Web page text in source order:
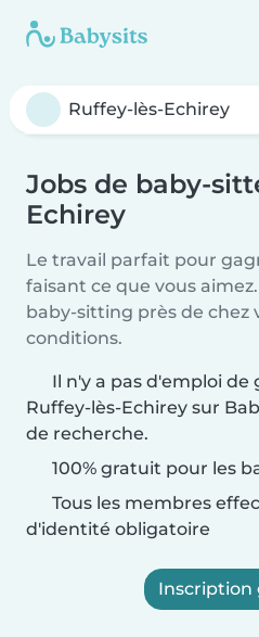
Jobs de baby-
Echirey
Le travail parfait pour
faisant ce que vous
baby-sitting près de chez
conditions.
Il n'y a pas d'emploi de
Ruffey-lès-Echirey sur
de recherche.
100% gratuit pour les
Tous les membres
d'identité obligatoire
Inscription